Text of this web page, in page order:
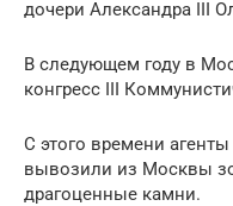
дочери Александра III
В следующем году в
конгресс III
С этого времени
вывозили из Москвы
драгоценные камни.